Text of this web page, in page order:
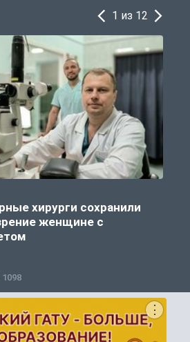
1 из 12
хирурги сохранили
женщине с
1098